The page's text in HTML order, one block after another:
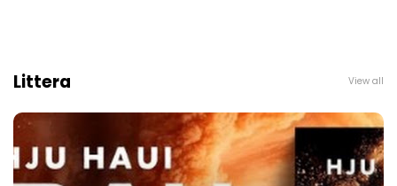
Littera View all